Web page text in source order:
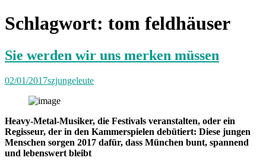
Schlagwort: tom feldhäuser
Sie werden wir uns merken müssen
02/01/2017szjungeleute
Heavy-Metal-Musiker, die Festivals veranstalten, oder ein
Regisseur, der in den Kammerspielen debütiert: Diese jungen
Menschen sorgen 2017 dafür, dass München bunt, spannend
und lebenswert bleibt